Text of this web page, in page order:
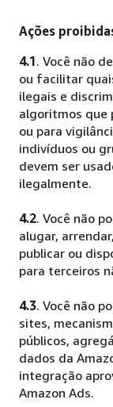
Ações
4.1. Você não
ou facilitar
ilegais e
algoritmos que
ou para
indivíduos ou
devem ser
ilegalmente.
4.2. Você não
alugar,
publicar ou
para terceiros
4.3. Você não
sites,
públicos,
dados da
integração
Amazon Ads.